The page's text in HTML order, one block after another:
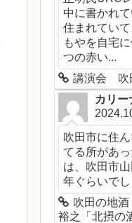
中に書かれ
住まれてい
もやを自宅
つの赤い...
講演会 吹
カリー
吹田市に住
てる所があ
は、吹田市
年ぐらいでし
吹田の地
裕之「北摂の